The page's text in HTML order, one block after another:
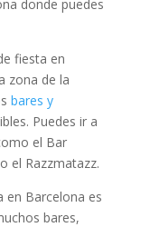
donde puedes
fiesta en
zona de la
bares y
Puedes ir a
el Bar
el Razzmatazz.
en Barcelona es
bares,